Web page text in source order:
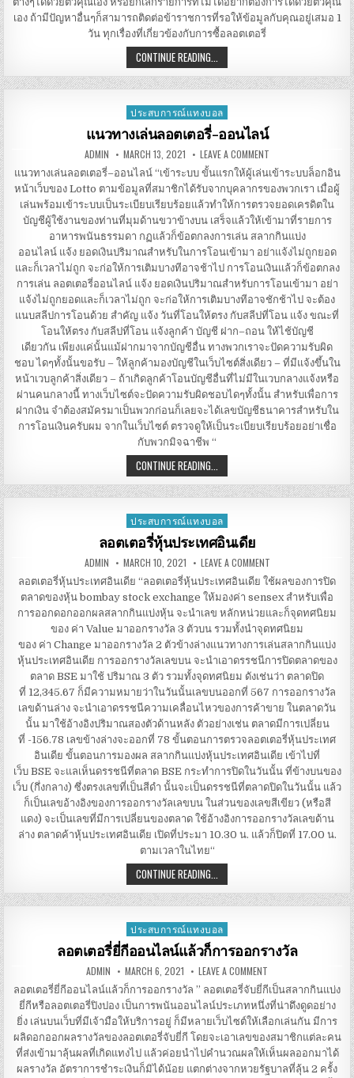
เอง ถ้ามีปัญหาอื่นๆก็สามารถติดต่อข้าราชการที่รอให้ข้อมูลกับคุณอยู่เสมอ 1
วัน ทุกเรื่องที่เกี่ยวข้องกับการซื้อลอตเตอรี่
CONTINUE READING...
กิน
แบ่ง
ฮานอย
อย่างไร
Posted
in
ประสบการณ์แทงบอล
แนวทางเล่นลอตเตอรี่-ออนไลน์
AUTHOR:
ADMIN PUBLISHED
DATE:
MARCH 13, 2021 LEAVE A COMMENT
เล่น
ออนไลน์
แนวทางเล่นลอตเตอรี่–ออนไลน์ “เข้าระบบ ขั้นแรกให้ผู้เล่นเข้าระบบล็อกอิน
หน้าเว็บของ Lotto ตามข้อมูลที่สมาชิกได้รับจากบุคลากรของพวกเรา เมื่อผู้
เล่นพร้อมเข้าระบบเป็นระเบียบเรียบร้อยแล้วทำให้การตรวจยอดเครดิตใน
บัญชีผู้ใช้งานของท่านที่มุมด้านขวาข้างบน เสร็จแล้วให้เข้ามาที่รายการ
อาหารพนันธรรมดา กฏแล้วก็ข้อตกลงการเล่น สลากกินแบ่ง
ออนไลน์ แจ้ง ยอดเงินปริมาณสำหรับในการโอนเข้ามา อย่าแจ้งไม่ถูกยอด
และก็เวลาไม่ถูก จะก่อให้การเติมบางทีอาจช้าไป การโอนเงินแล้วก็ข้อตกลง
การเล่น ลอตเตอรี่ออนไลน์ แจ้ง ยอดเงินปริมาณสำหรับการโอนเข้ามา อย่า
แจ้งไม่ถูกยอดและก็เวลาไม่ถูก จะก่อให้การเติมบางทีอาจชักช้าไป จะต้อง
แนบสลีปการโอนด้วย สำคัญ แจ้ง วันที่โอนให้ตรง กับสลีปที่โอน แจ้ง ขณะที่
โอนให้ตรง กับสลีปที่โอน แจ้งลูกค้า บัญชี ฝาก–ถอน ให้ไช้บัญชี
เดียวกัน เพียงแค่นั้นแม้ฝากมาจากบัญชีอื่น ทางพวกเราจะปัดความรับผิด
ชอบ ไดๆทั้งนั้นขอรับ – ให้ลูกค้ามองบัญชีในเว็บไซต์สิ่งเดียว – ที่มีแจ้งขึ้นใน
หน้าเวบลูกค้าสิ่งเดียว – ถ้าเกิดลูกค้าโอนบัญชีอื่นที่ไม่มีในเวบกลางแจ้งหรือ
ผ่านคนกลางนี้ ทางเว็บไซต์จะปัดความรับผิดชอบไดๆทั้งนั้น สำหรับเพื่อการ
ฝากเงิน จำต้องสมัครมาเป็นพวกก่อนก็เลยจะได้เลขบัญชีธนาคารสำหรับใน
การโอนเงินครับผม จากในเว็บไซต์ ตรวจดูให้เป็นระเบียบเรียบร้อยอย่าเชื่อ
กับพวกมิจฉาชีพ “
CONTINUE READING...
เล่น
ลอตเตอรี่-
ออนไลน์
Posted
in
ประสบการณ์แทงบอล
ลอตเตอรี่หุ้นประเทศอินเดีย
AUTHOR:
ADMIN PUBLISHED
DATE:
MARCH 10, 2021 LEAVE A COMMENTON
หุ้น
ประเทศ
อินเดีย
ลอตเตอรี่หุ้นประเทศอินเดีย “ลอตเตอรี่หุ้นประเทศอินเดีย ใช้ผลของการปิด
ตลาดของหุ้น bombay stock exchange ให้มองค่า sensex สำหรับเพื่อ
การออกดอกออกผลสลากกินแบ่งหุ้น จะนำเลข หลักหน่วยและก็จุดทศนิยม
ของ ค่า Value มาออกรางวัล 3 ตัวบน รวมทั้งนำจุดทศนิยม
ของ ค่า Change มาออกรางวัล 2 ตัวข้างล่างแนวทางการเล่นสลากกินแบ่ง
หุ้นประเทศอินเดีย การออกรางวัลเลขบน จะนำเอาดรรชนีการปิดตลาดของ
ตลาด BSE มาใช้ ปริมาณ 3 ตัว รวมทั้งจุดทศนิยม ดังเช่นว่า ตลาดปิด
ที่ 12,345.67 ก็มีความหมายว่าในวันนั้นเลขบนออกที่ 567 การออกรางวัล
เลขด้านล่าง จะนำเอาดรรชนีความเคลื่อนไหวของการค้าขาย ในตลาดวัน
นั้น มาใช้อ้างอิงปริมาณสองตัวด้านหลัง ตัวอย่างเช่น ตลาดมีการเปลี่ยน
ที่ -156.78 เลขข้างล่างจะออกที่ 78 ขั้นตอนการตรวจลอตเตอรี่หุ้นประเทศ
อินเดีย ขั้นตอนการมองผล สลากกินแบ่งหุ้นประเทศอินเดีย เข้าไปที่
เว็บ BSE จะแลเห็นดรรชนีที่ตลาด BSE กระทำการปิดในวันนั้น ที่ข้างบนของ
เว็บ (กึ่งกลาง) ซึ่งตรงเลขที่เป็นสีดำ นั้นจะเป็นดรรชนีที่ตลาดปิดในวันนั้น แล้ว
ก็เป็นเลขอ้างอิงของการออกรางวัลเลขบน ในส่วนของเลขสีเขียว (หรือสี
แดง) จะเป็นเลขที่มีการเปลี่ยนของตลาด ใช้อ้างอิงการออกรางวัลเลขด้าน
ล่าง ตลาดค้าหุ้นประเทศอินเดีย เปิดที่ประมา 10.30 น. แล้วก็ปิดที่ 17.00 น.
ตามเวลาในไทย“
CONTINUE READING...
หุ้น
ประเทศ
อินเดีย
Posted
in
ประสบการณ์แทงบอล
ลอตเตอรี่ยี่กีออนไลน์แล้วก็การออกรางวัล
AUTHOR:
ADMIN PUBLISHED
DATE:
MARCH 6, 2021 LEAVE A COMMENT
ลอตเตอรี่
ยี่
กี
ออนไลน์
แล้ว
ก็
การ
ออก
รางวัล
ลอตเตอรี่ยี่กีออนไลน์แล้วก็การออกรางวัล ” ลอตเตอรี่จับยี่กีเป็นสลากกินแบ่ง
ยี่กีหรือลอตเตอรี่ปิงปอง เป็นการพนันออนไลน์ประเภทหนึ่งที่น่าดึงดูดอย่าง
ยิ่ง เล่นบนเว็บที่มีเจ้ามือให้บริการอยู่ ก็มีหลายเว็บไซต์ให้เลือกเล่นกัน มีการ
ผลิดอกออกผลรางวัลของลอตเตอรี่จับยี่กี โดยจะเอาเลขของสมาชิกแต่ละคน
ที่ส่งเข้ามาลุ้นผลที่เกิดแทงไป แล้วค่อยนำไปคำนวณผลให้เห็นผลออกมาได้
ผลรางวัล อัตราการชำระเงินก็มิได้น้อย แตกต่างจากหวยรัฐบาลที่ลุ้น 2 ครั้ง